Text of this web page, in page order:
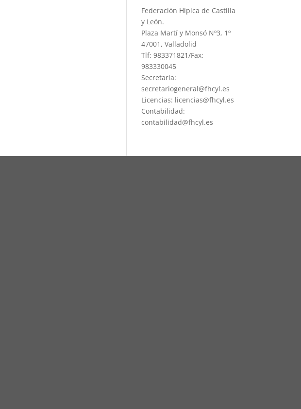
Federación Hípica de Castilla
y León.
Plaza Martí y Monsó Nº3, 1º
47001, Valladolid
Tlf: 983371821/Fax:
983330045
Secretaria:
secretariogeneral@fhcyl.es
Licencias: licencias@fhcyl.es
Contabilidad:
contabilidad@fhcyl.es